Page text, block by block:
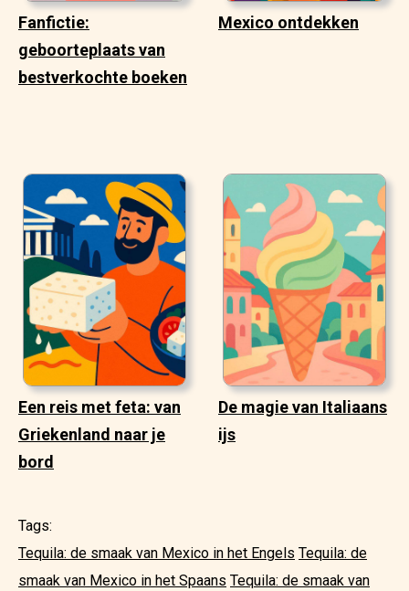
Fanfictie:
geboorteplaats van
bestverkochte boeken
Mexico ontdekken
Een reis met feta: van
Griekenland naar je
bord
De magie van Italiaans
ijs
Tags:
Tequila: de smaak van Mexico in het Engels Tequila: de
smaak van Mexico in het Spaans Tequila: de smaak van